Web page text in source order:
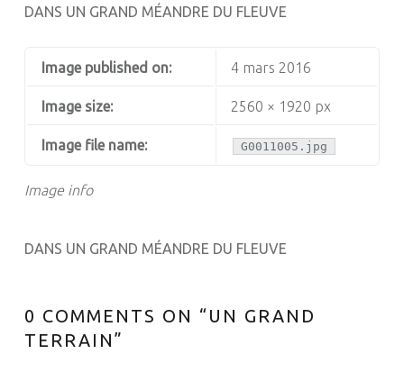
DANS UN GRAND MÉANDRE DU FLEUVE
Image info
Image published on: 4 mars 2016
Image size: 2560 × 1920 px
Image file name: G0011005.jpg
DANS UN GRAND MÉANDRE DU FLEUVE
0 COMMENTS ON “ UN GRAND
TERRAIN”